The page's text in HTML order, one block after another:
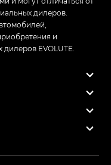
дилеров.
и
EVOLUTE.